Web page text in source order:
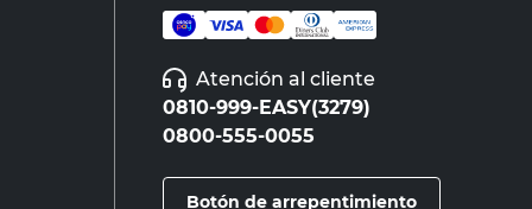
Atención al cliente
0810-999-EASY(3279)
0800-555-0055
Botón de arrepentimiento